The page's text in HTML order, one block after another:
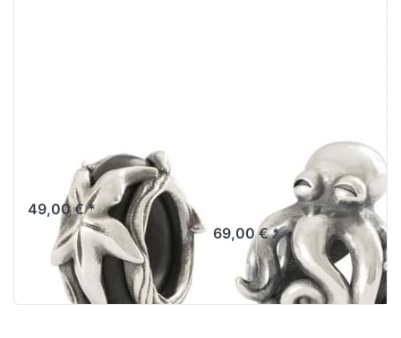
Seestern Spacer
TAGBE-10282
49,00 € *
Einzigartigkeit
TAGBE-30200
69,00 € *